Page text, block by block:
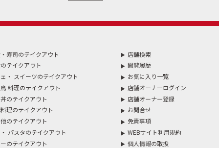
寿司のテイクアウト
テイクアウト
・ スイーツのテイクアウト
料理のテイクアウト
のテイクアウト
理のテイクアウト
のテイクアウト
パスタのテイクアウト
のテイクアウト
店舗検索
閲覧履歴
お気に入り一覧
店舗オーナーログイン
店舗オーナー登録
お問合せ
免責事項
WEBサイト利用規約
個人情報の取扱